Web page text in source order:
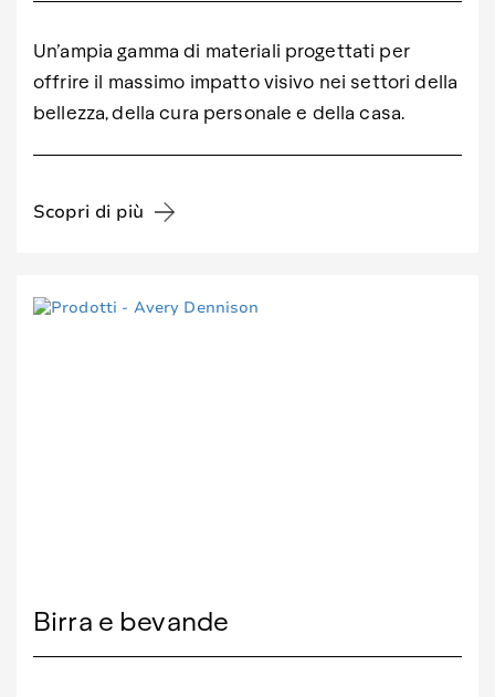
Un’ampia gamma di materiali progettati per
offrire il massimo impatto visivo nei settori della
bellezza, della cura personale e della casa.
Scopri di più
Birra e bevande